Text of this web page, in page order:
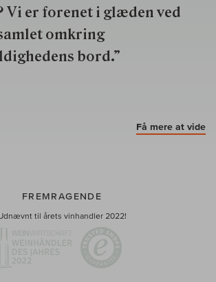
Vi er forenet i glæden ved
omkring
bord.”
Få mere at vide
FREMRAGENDE
til årets vinhandler 2022!